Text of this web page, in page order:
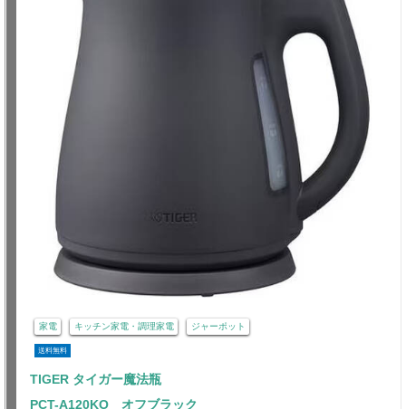
家電 キッチン家電・調理家電 ジャーポット
送料無料
TIGER タイガー魔法瓶
PCT-A120KO オフブラック